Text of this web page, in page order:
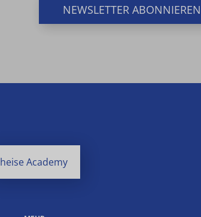
NEWSLETTER ABONNIEREN
heise Academy